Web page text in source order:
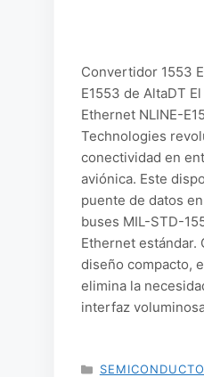
Convertidor 1553
E1553 de AltaDT
Ethernet NLINE-
Technologies
conectividad en
aviónica. Este
puente de datos
buses MIL-STD-
Ethernet estándar.
diseño compacto,
elimina la
interfaz
CATEGORÍAS